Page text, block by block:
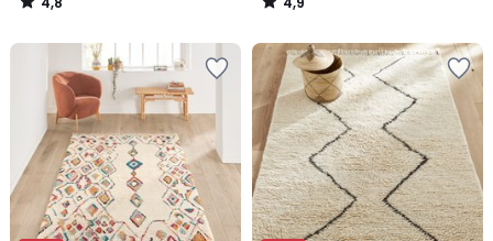
/
/